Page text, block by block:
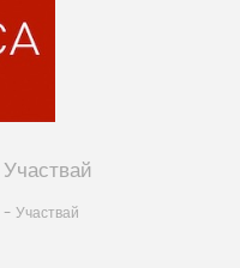
Участвай
- Участвай